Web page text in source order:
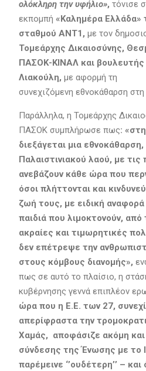
ολόκληρη την υφήλιο», τόνισε
εκπομπή «Καλημέρα Ελλάδα»
σταθμού ANT1, με τον
Τομεάρχης Δικαιοσύνης,
ΠΑΣΟΚ-ΚΙΝΑΛ και βουλευτής
Λιακούλη, με αφορμή τη
συνεχιζόμενη εθνοκάθαρση
Παράλληλα, η Τομεάρχης
ΠΑΣΟΚ συμπλήρωσε πως:
διεξάγεται μια
Παλαιστινιακού λαού, με
ανεβάζουν κάθε ώρα που
όσοι πλήττονται και
ζωή τους, με ειδική
παιδιά που λιμοκτονούν, από
ακραίες και τιμωρητικές
δεν επέτρεψε την
στους κόμβους διανομής»,
πως σε αυτό το πλαίσιο, η
κυβέρνησης γεννά επιπλέον
ώρα που η Ε.Ε. των 27,
απερίφραστα την
Χαμάς, αποφάσιζε ακόμη
σύνδεσης της Ένωσης με το
παρέμεινε ‘’ουδέτερη’’ –